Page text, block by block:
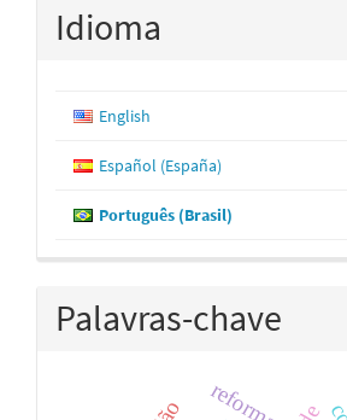
Idioma
English
Español (España)
Português (Brasil)
Palavras-chave
reforma